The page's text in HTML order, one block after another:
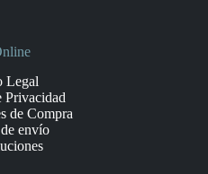
Legal
Privacidad
de Compra
envío